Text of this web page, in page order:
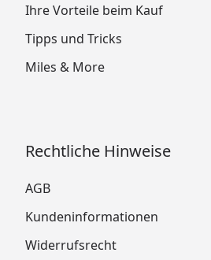
Ihre Vorteile beim Kauf
Tipps und Tricks
Miles & More
Rechtliche Hinweise
AGB
Kundeninformationen
Widerrufsrecht